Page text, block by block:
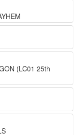
(LC01 25th